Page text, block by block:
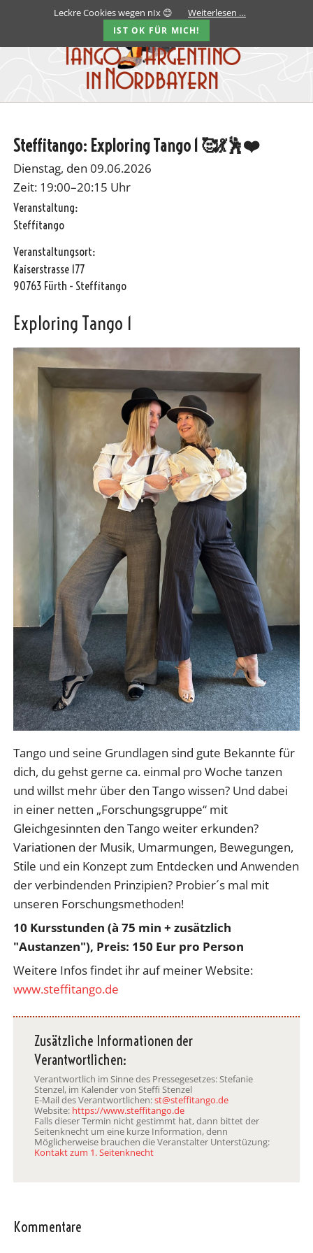
Steffitango: Exploring Tango 1 🥰💃🕺❤️
Dienstag, den 09.06.2026
Zeit: 19:00–20:15 Uhr
Veranstaltung:
Steffitango
Veranstaltungsort:
Kaiserstrasse 177
90763 Fürth - Steffitango
Exploring Tango 1
Tango und seine Grundlagen sind gute Bekannte für
dich, du gehst gerne ca. einmal pro Woche tanzen
und willst mehr über den Tango wissen? Und dabei
in einer netten „Forschungsgruppe“ mit
Gleichgesinnten den Tango weiter erkunden?
Variationen der Musik, Umarmungen, Bewegungen,
Stile und ein Konzept zum Entdecken und Anwenden
der verbindenden Prinzipien? Probier´s mal mit
unseren Forschungsmethoden!
10 Kursstunden (à 75 min + zusätzlich
"Austanzen"), Preis: 150 Eur pro Person
Weitere Infos findet ihr auf meiner Website:
www.steffitango.de
Zusätzliche Informationen der
Verantwortlichen:
Verantwortlich im Sinne des Pressegesetzes: Stefanie
Stenzel, im Kalender von Steffi Stenzel
E-Mail des Verantwortlichen:st@steffitango.de
Website: https://www.steffitango.de
Falls dieser Termin nicht gestimmt hat, dann bittet der
Seitenknecht um eine kurze Information, denn
Möglicherweise brauchen die Veranstalter Unterstüzung:
Kontakt zum 1. Seitenknecht
Kommentare
Leckre Cookies wegen nIx 😊 Weiterlesen …
IST OK FÜR MICH!